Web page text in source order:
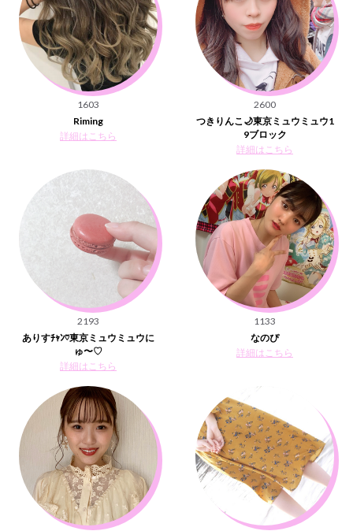
1603
Riming
詳細はこちら
2600
つきりんこ🌙東京ミュウミュウ1
9ブロック
詳細はこちら
2193
ありすﾁｬﾝ♡東京ミュウミュウに
ゅ〜♡
詳細はこちら
1133
なのぴ
詳細はこちら